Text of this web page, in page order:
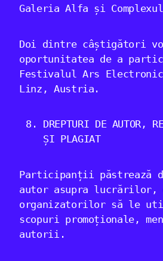
Galeria Alfa și
Doi dintre câștigători
oportunitatea de a
Festivalul Ars
Linz, Austria.
DREPTURI DE AUTOR,
ȘI PLAGIAT
Participanții păstrează
autor asupra lucrărilor,
organizatorilor să le
scopuri promoționale,
autorii.